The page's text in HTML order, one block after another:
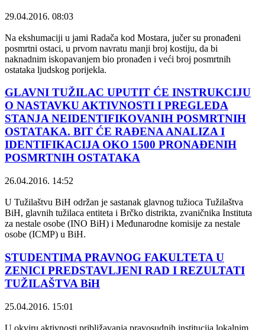
29.04.2016. 08:03
Na ekshumaciji u jami Radača kod Mostara, jučer su pronađeni
posmrtni ostaci, u prvom navratu manji broj kostiju, da bi
naknadnim iskopavanjem bio pronađen i veći broj posmrtnih
ostataka ljudskog porijekla.
GLAVNI TUŽILAC UPUTIT ĆE INSTRUKCIJU
O NASTAVKU AKTIVNOSTI I PREGLEDA
STANJA NEIDENTIFIKOVANIH POSMRTNIH
OSTATAKA. BIT ĆE RAĐENA ANALIZA I
IDENTIFIKACIJA OKO 1500 PRONAĐENIH
POSMRTNIH OSTATAKA
26.04.2016. 14:52
U Tužilaštvu BiH održan je sastanak glavnog tužioca Tužilaštva
BiH, glavnih tužilaca entiteta i Brčko distrikta, zvaničnika Instituta
za nestale osobe (INO BiH) i Međunarodne komisije za nestale
osobe (ICMP) u BiH.
STUDENTIMA PRAVNOG FAKULTETA U
ZENICI PREDSTAVLJENI RAD I REZULTATI
TUŽILAŠTVA BiH
25.04.2016. 15:01
U okviru aktivnosti približavanja pravosudnih institucija lokalnim